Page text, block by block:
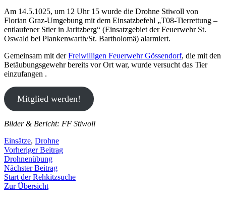
Am 14.5.1025, um 12 Uhr 15 wurde die Drohne Stiwoll von
Florian Graz-Umgebung mit dem Einsatzbefehl „T08-Tierrettung –
entlaufener Stier in Jaritzberg“ (Einsatzgebiet der Feuerwehr St.
Oswald bei Plankenwarth/St. Bartholomä) alarmiert.
Gemeinsam mit derFreiwilligen Feuerwehr Gössendorf, die mit den
Betäubungsgewehr bereits vor Ort war, wurde versucht das Tier
einzufangen .
Mitglied werden!
Bilder & Bericht: FF Stiwoll
Einsätze, Drohne
Beitragsnavigation
Vorheriger BeitragVorheriger
Drohnenübung
Nächster BeitragNächster
Beitrag:
Start der Rehkitzsuche
Zur Übersicht